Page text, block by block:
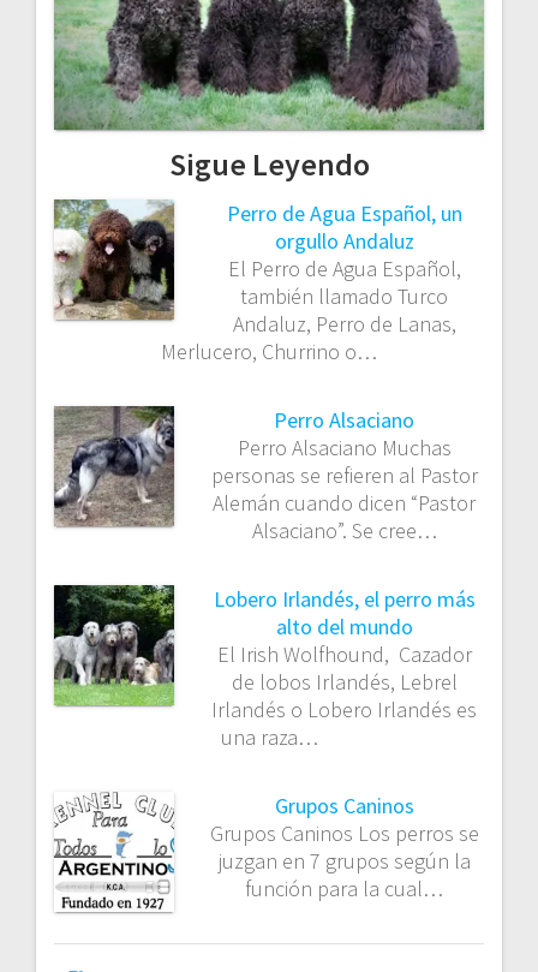
Sigue Leyendo
Perro de Agua Español, un
orgullo Andaluz
El Perro de Agua Español,
también llamado Turco
Andaluz, Perro de Lanas,
Merlucero, Churrino o…
Perro Alsaciano
Perro Alsaciano Muchas
personas se refieren al Pastor
Alemán cuando dicen “Pastor
Alsaciano”. Se cree…
Lobero Irlandés, el perro más
alto del mundo
El Irish Wolfhound, Cazador
de lobos Irlandés, Lebrel
Irlandés o Lobero Irlandés es
una raza…
Grupos Caninos
Grupos Caninos Los perros se
juzgan en 7 grupos según la
función para la cual…